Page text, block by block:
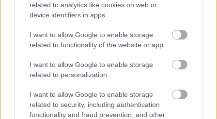
related to analytics like cookies on web or
device identifiers in apps.
I want to allow Google to enable storage
related to functionality of the website or app.
I want to allow Google to enable storage
related to personalization.
I want to allow Google to enable storage
related to security, including authentication
functionality and fraud prevention, and other
Tejföl